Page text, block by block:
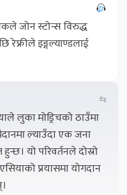
जोन स्टोन्स विरुद्ध
इङ्गल्याण्डलाई
⇆
लुका मोड्रिचको ठाउँमा
ल्याउँदा एक जना
यो परिवर्तनले दोस्रो
प्रयासमा योगदान